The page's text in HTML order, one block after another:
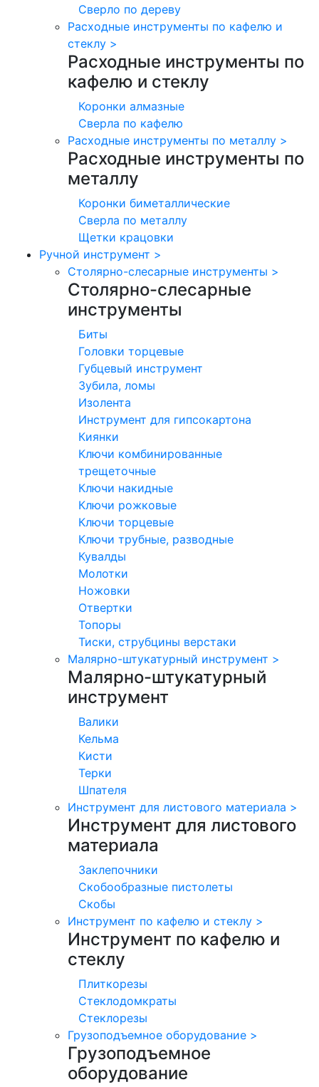
Сверло по дереву
Расходные инструменты по кафелю и
стеклу >
Расходные инструменты по
кафелю и стеклу
Коронки алмазные
Сверла по кафелю
Расходные инструменты по металлу >
Расходные инструменты по
металлу
Коронки биметаллические
Сверла по металлу
Щетки крацовки
Ручной инструмент >
Столярно-слесарные инструменты >
Столярно-слесарные
инструменты
Биты
Головки торцевые
Губцевый инструмент
Зубила, ломы
Изолента
Инструмент для гипсокартона
Киянки
Ключи комбинированные
трещеточные
Ключи накидные
Ключи рожковые
Ключи торцевые
Ключи трубные, разводные
Кувалды
Молотки
Ножовки
Отвертки
Топоры
Тиски, струбцины верстаки
Малярно-штукатурный инструмент >
Малярно-штукатурный
инструмент
Валики
Кельма
Кисти
Терки
Шпателя
Инструмент для листового материала >
Инструмент для листового
материала
Заклепочники
Скобообразные пистолеты
Скобы
Инструмент по кафелю и стеклу >
Инструмент по кафелю и
стеклу
Плиткорезы
Стеклодомкраты
Стеклорезы
Грузоподъемное оборудование >
Грузоподъемное
оборудование